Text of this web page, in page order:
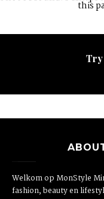
this
Try
Welkom op MonStyle
fashion, beauty en